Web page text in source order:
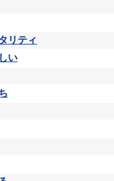
リティ
い